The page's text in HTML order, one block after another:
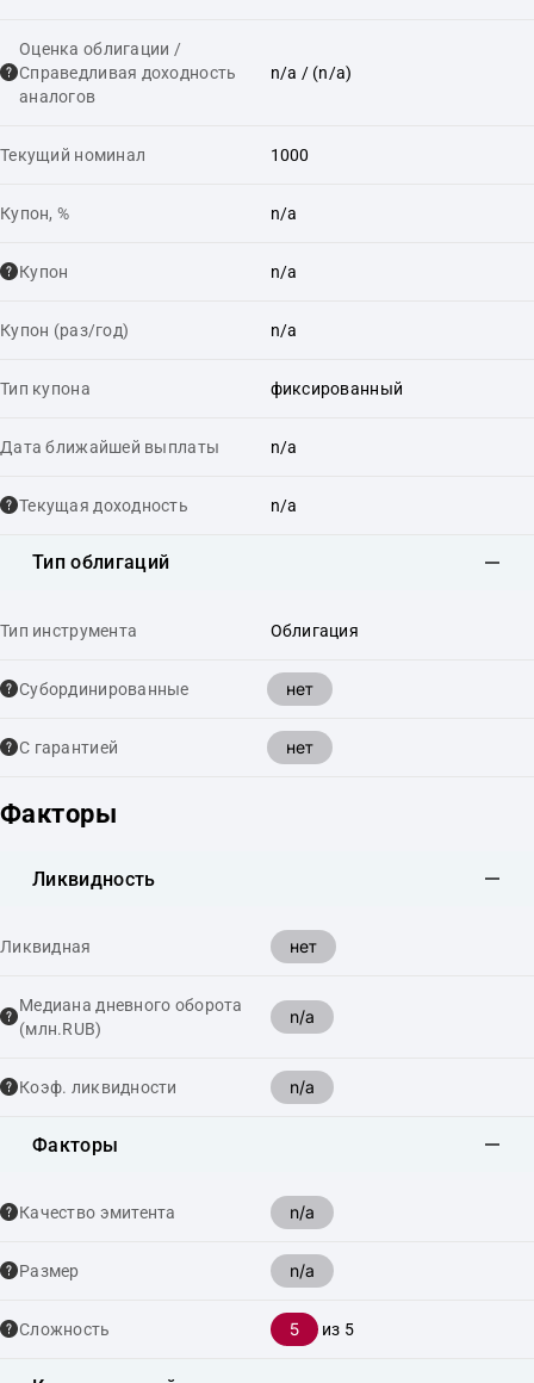
Оценка облигации /
Справедливая доходность
аналогов
n/a / (n/a)
Текущий номинал 1000
Купон, % n/a
Купон n/a
Купон (раз/год) n/a
Тип купона фиксированный
Дата ближайшей выплаты n/a
Текущая доходность n/a
Тип облигаций
Тип инструмента Облигация
Cубординированные нет
С гарантией нет
Факторы
Ликвидность
Ликвидная нет
Медиана дневного оборота
(млн.RUB)
n/a
Коэф. ликвидности n/a
Факторы
Качество эмитента n/a
Размер n/a
Сложность 5 из 5